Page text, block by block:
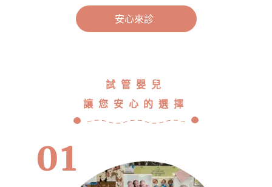
安心來診
試管嬰兒
讓您安心的選擇
01